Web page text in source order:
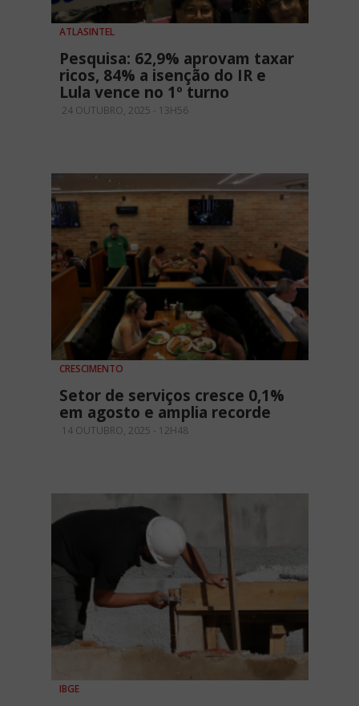
ATLASINTEL
Pesquisa: 62,9% aprovam taxar
ricos, 84% a isenção do IR e
Lula vence no 1º turno
24 OUTUBRO, 2025 - 13H56
CRESCIMENTO
Setor de serviços cresce 0,1%
em agosto e amplia recorde
14 OUTUBRO, 2025 - 12H48
IBGE